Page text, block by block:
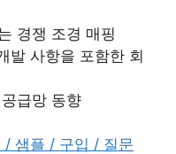
경쟁 조경 매핑
발 사항을 포함한 회
급망 동향
샘플 / 구입 / 질문